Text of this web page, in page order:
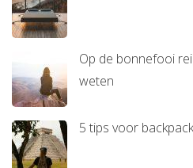
Op de bonnefooi
weten
5 tips voor